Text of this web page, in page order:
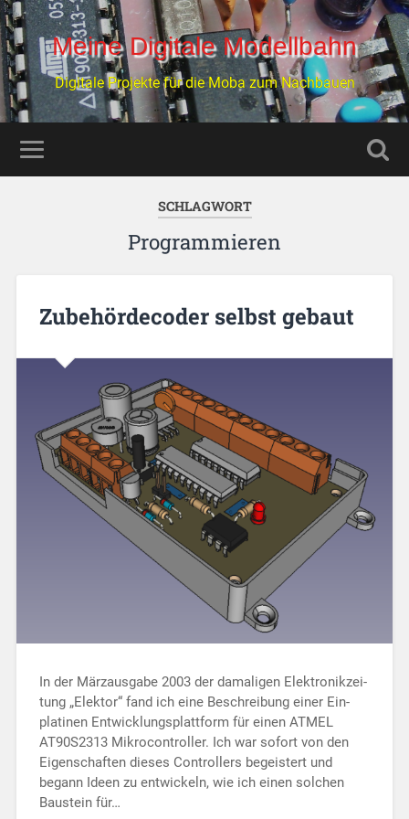
Meine Digitale Modellbahn
Digitale Projekte für die Moba zum Nachbauen
SCHLAGWORT
Programmieren
Zubehördecoder selbst gebaut
In der Märzausgabe 2003 der damaligen Elek­tronik­zei­
tung „Elektor“ fand ich eine Be­schrei­bung einer Ein­
platinen Ent­wicklungs­platt­form für einen ATMEL
AT90S2313 Mikrocontroller. Ich war so­fort von den
Eigen­schaften dieses Con­trollers begeistert und
begann Ideen zu ent­wickeln, wie ich einen solchen
Bau­stein für…